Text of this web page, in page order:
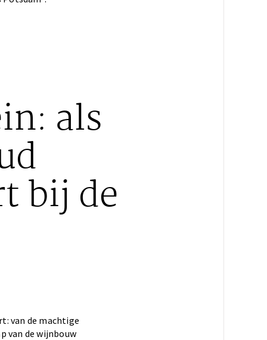
als
bij de
van de machtige
van de wijnbouw